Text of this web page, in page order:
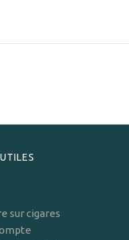
sur cigares